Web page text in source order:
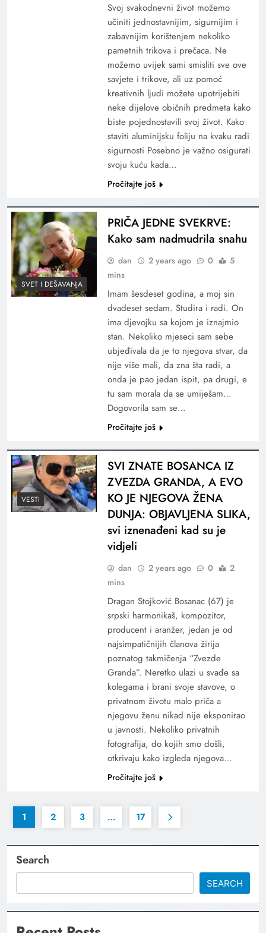
Svoj svakodnevni život možemo
učiniti jednostavnijim, sigurnijim i
zabavnijim korištenjem nekoliko
pametnih trikova i prečaca. Ne
možemo uvijek sami smisliti sve ove
savjete i trikove, ali uz pomoć
kreativnih ljudi možete upotrijebiti
neke dijelove običnih predmeta kako
biste pojednostavili svoj život. Kako
staviti aluminijsku foliju na kvaku radi
sigurnosti Posebno je važno osigurati
svoju kuću kada…
Pročitajte još
SVET I DEŠAVANJA
PRIČA JEDNE SVEKRVE:
Kako sam nadmudrila snahu
dan 2 years ago 0
5
mins
Imam šesdeset godina, a moj sin
dvadeset sedam. Studira i radi. On
ima djevojku sa kojom je iznajmio
stan. Nekoliko mjeseci sam sebe
ubjeđivala da je to njegova stvar, da
nije više mali, da zna šta radi, a
onda je pao jedan ispit, pa drugi, e
tu sam morala da se umiješam…
Dogovorila sam se…
Pročitajte još
VESTI
SVI ZNATE BOSANCA IZ
ZVEZDA GRANDA, A EVO
KO JE NJEGOVA ŽENA
DUNJA: OBJAVLJENA SLIKA,
svi iznenađeni kad su je
vidjeli
dan 2 years ago 0
2
mins
Dragan Stojković Bosanac (67) je
srpski harmonikaš, kompozitor,
producent i aranžer, jedan je od
najsimpatičnijih članova žirija
poznatog takmičenja “Zvezde
Granda”. Neretko ulazi u svađe sa
kolegama i brani svoje stavove, o
privatnom životu malo priča a
njegovu ženu nikad nije eksponirao
u javnosti. Nekoliko privatnih
fotografija, do kojih smo došli,
otkrivaju kako izgleda njegova…
Pročitajte još
1 2 3 … 17
Search
SEARCH